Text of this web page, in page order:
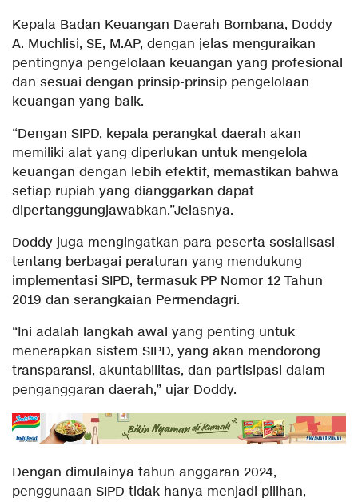
Kepala Badan Keuangan Daerah Bombana, Doddy
A. Muchlisi, SE, M.AP, dengan jelas menguraikan
pentingnya pengelolaan keuangan yang profesional
dan sesuai dengan prinsip-prinsip pengelolaan
keuangan yang baik.
“Dengan SIPD, kepala perangkat daerah akan
memiliki alat yang diperlukan untuk mengelola
keuangan dengan lebih efektif, memastikan bahwa
setiap rupiah yang dianggarkan dapat
dipertanggungjawabkan.”Jelasnya.
Doddy juga mengingatkan para peserta sosialisasi
tentang berbagai peraturan yang mendukung
implementasi SIPD, termasuk PP Nomor 12 Tahun
2019 dan serangkaian Permendagri.
“Ini adalah langkah awal yang penting untuk
menerapkan sistem SIPD, yang akan mendorong
transparansi, akuntabilitas, dan partisipasi dalam
penganggaran daerah,” ujar Doddy.
Dengan dimulainya tahun anggaran 2024,
penggunaan SIPD tidak hanya menjadi pilihan,